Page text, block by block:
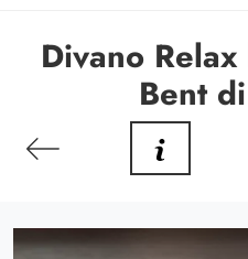
Divano
Bent